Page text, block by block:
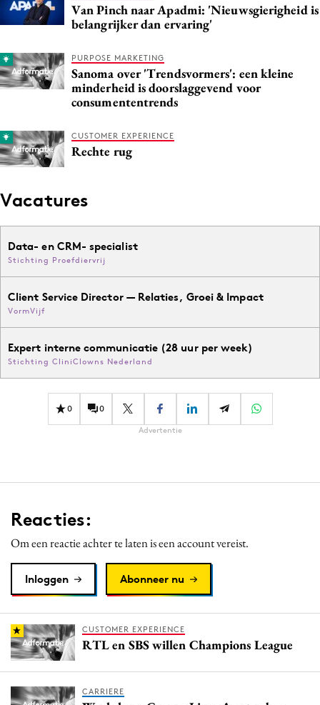
Van Pinch naar Apadmi: 'Nieuwsgierigheid is
belangrijker dan ervaring'
PURPOSE MARKETING
Sanoma over 'Trendsvormers': een kleine
minderheid is doorslaggevend voor
consumententrends
CUSTOMER EXPERIENCE
Rechte rug
Vacatures
Data- en CRM- specialist
Stichting Proefdiervrij
Client Service Director — Relaties, Groei & Impact
VormVijf
Expert interne communicatie (28 uur per week)
Stichting CliniClowns Nederland
0 0
Advertentie
Reacties:
Om een reactie achter te laten is een account vereist.
Inloggen Abonneer nu
CUSTOMER EXPERIENCE
RTL en SBS willen Champions League
CARRIERE